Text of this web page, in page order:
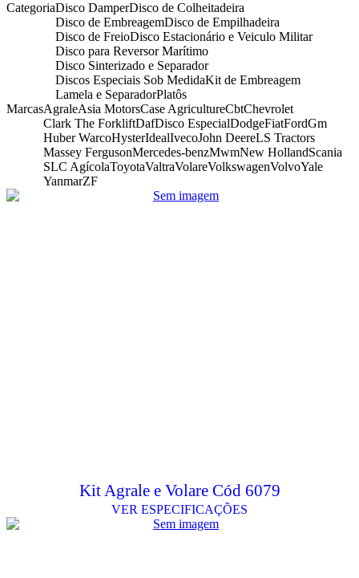
CategoriaDisco DamperDisco de Colheitadeira
Disco de EmbreagemDisco de Empilhadeira
Disco de FreioDisco Estacionário e Veiculo Militar
Disco para Reversor Marítimo
Disco Sinterizado e Separador
Discos Especiais Sob MedidaKit de Embreagem
Lamela e SeparadorPlatôs
MarcasAgraleAsia MotorsCase AgricultureCbtChevrolet
Clark The ForkliftDafDisco EspecialDodgeFiatFordGm
Huber WarcoHysterIdealIvecoJohn DeereLS Tractors
Massey FergusonMercedes-benzMwmNew HollandScania
SLC AgícolaToyotaValtraVolareVolkswagenVolvoYale
YanmarZF
Kit Agrale e Volare Cód 6079
VER ESPECIFICAÇÕES